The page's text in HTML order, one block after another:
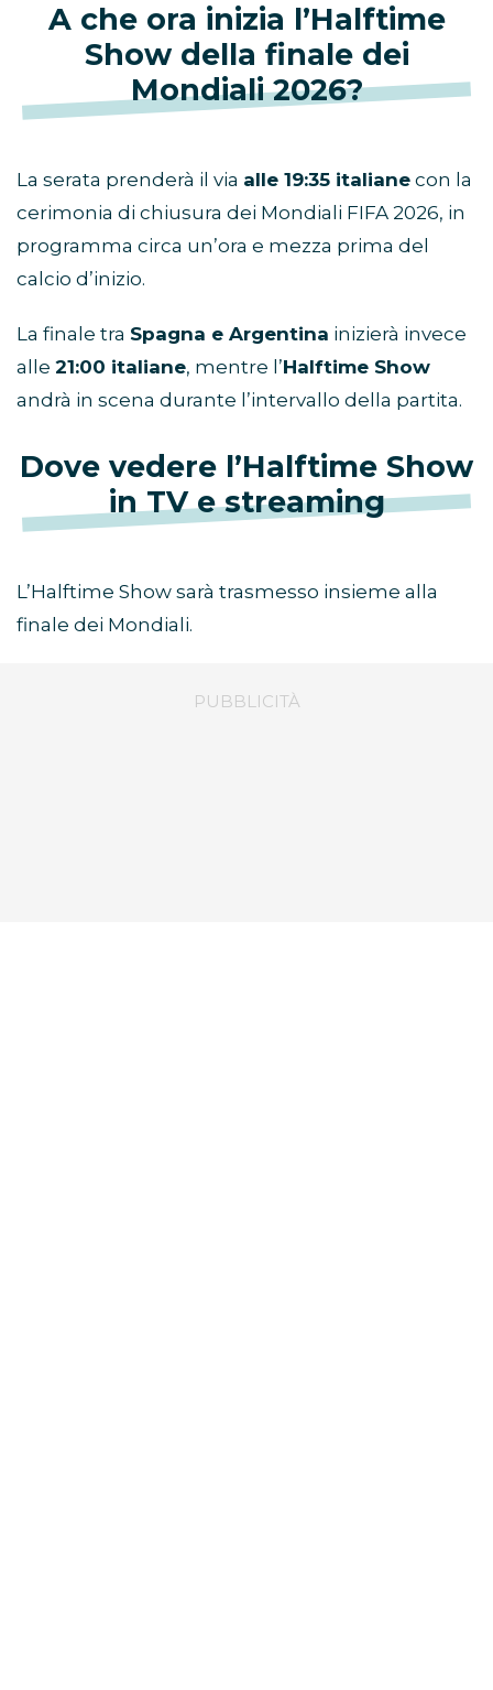
A che ora inizia l’Halftime
Show della finale dei
Mondiali 2026?
La serata prenderà il via alle 19:35 italiane con la
cerimonia di chiusura dei Mondiali FIFA 2026, in
programma circa un’ora e mezza prima del
calcio d’inizio.
La finale tra Spagna e Argentina inizierà invece
alle 21:00 italiane, mentre l’Halftime Show
andrà in scena durante l’intervallo della partita.
Dove vedere l’Halftime Show
in TV e streaming
L’Halftime Show sarà trasmesso insieme alla
finale dei Mondiali.